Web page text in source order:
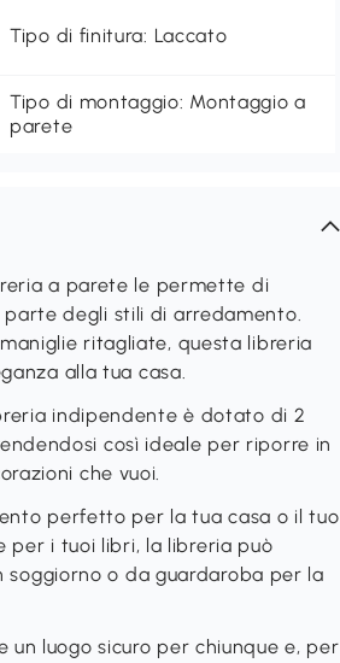
Tipo di finitura: Laccato
Tipo di montaggio: Montaggio a
parete
a parete le permette di
degli stili di arredamento.
ritagliate, questa libreria
alla tua casa.
indipendente è dotato di 2
così ideale per riporre in
che vuoi.
perfetto per la tua casa o il tuo
per i tuoi libri, la libreria può
o da guardaroba per la
un luogo sicuro per chiunque e, per